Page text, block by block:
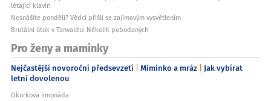
létající klavír!
Nesnášíte pondělí? Vědci přišli se zajímavým vysvětlením
Brutální útok v Tanvaldu: Několik pobodaných
Pro ženy a maminky
Nejčastější novoroční předsevzetí Miminko a mráz Jak vybírat
letní dovolenou
Okurková limonáda